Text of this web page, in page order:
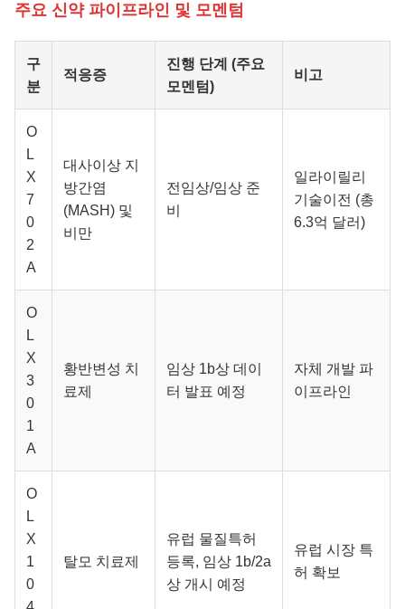
주요 신약 파이프라인 및 모멘텀
구
분
적응증
진행 단계 (주요
모멘텀)
비고
O
L
X
7
0
2
A
대사이상 지
방간염
(MASH) 및
비만
전임상/임상 준
비
일라이릴리
기술이전 (총
6.3억 달러)
O
L
X
3
0
1
A
황반변성 치
료제
임상 1b상 데이
터 발표 예정
자체 개발 파
이프라인
O
L
X
1
0
탈모 치료제
유럽 물질특허
등록, 임상 1b/2a
상 개시 예정
유럽 시장 특
허 확보